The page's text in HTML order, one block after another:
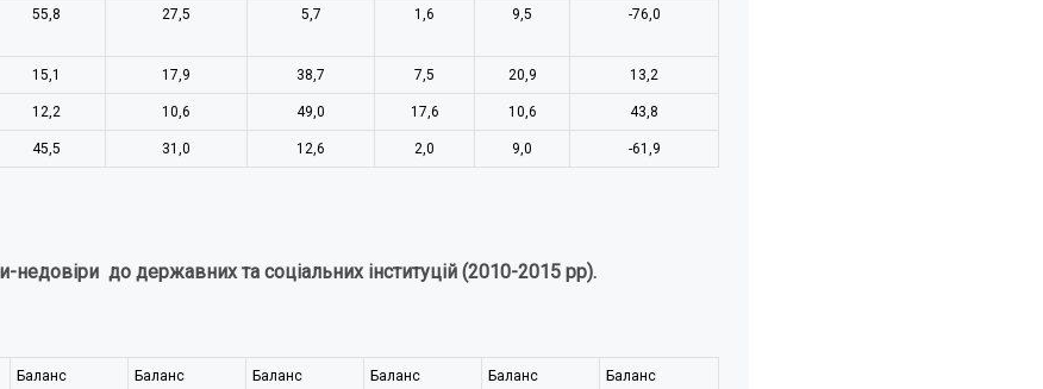
55,8 27,5 5,7 1,6 9,5 -76,0
15,1 17,9 38,7 7,5 20,9 13,2
12,2 10,6 49,0 17,6 10,6 43,8
45,5 31,0 12,6 2,0 9,0 -61,9
недовіри до державних та соціальних інституцій (2010-2015 рр).
Баланс
Баланс
Баланс
Баланс
Баланс
Баланс